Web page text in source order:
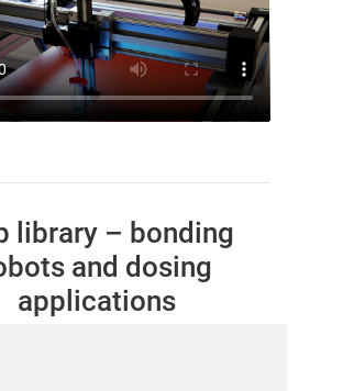
library – bonding
and dosing
applications